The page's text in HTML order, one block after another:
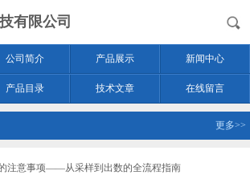
有限公司
公司简介 产品展示 新闻中心
产品目录 技术文章 在线留言
更多>>
注意事项——从采样到出数的全流程指南